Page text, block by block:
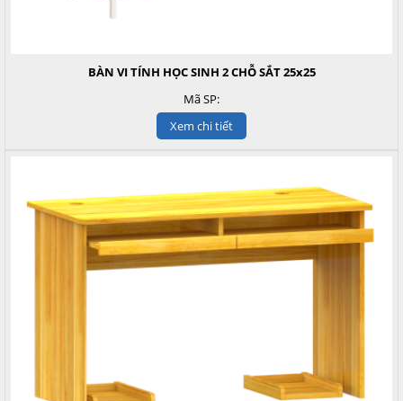
BÀN VI TÍNH HỌC SINH 2 CHỖ SẮT 25x25
Mã SP:
Xem chi tiết